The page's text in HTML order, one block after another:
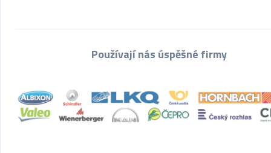
Používají nás úspěšné firmy